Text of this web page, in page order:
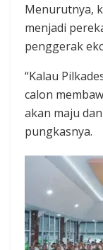
Menurutnya,
menjadi
penggerak
“Kalau
calon
akan maju
pungkasnya.